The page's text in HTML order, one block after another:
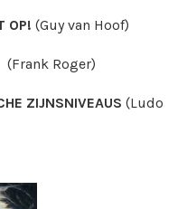
OP! (Guy van Hoof)
(Frank Roger)
ZIJNSNIVEAUS (Ludo